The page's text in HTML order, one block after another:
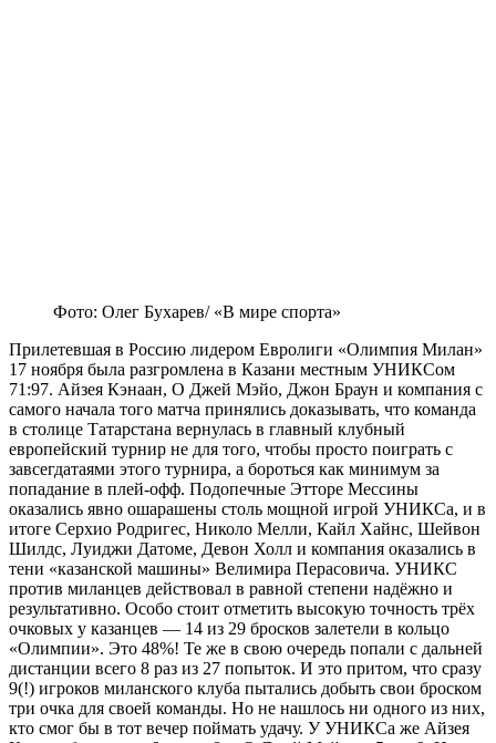
Фото: Олег Бухарев/ «В мире спорта»
Прилетевшая в Россию лидером Евролиги «Олимпия Милан»
17 ноября была разгромлена в Казани местным УНИКСом
71:97. Айзея Кэнаан, О Джей Мэйо, Джон Браун и компания с
самого начала того матча принялись доказывать, что команда
в столице Татарстана вернулась в главный клубный
европейский турнир не для того, чтобы просто поиграть с
завсегдатаями этого турнира, а бороться как минимум за
попадание в плей-офф. Подопечные Этторе Мессины
оказались явно ошарашены столь мощной игрой УНИКСа, и в
итоге Серхио Родригес, Николо Мелли, Кайл Хайнс, Шейвон
Шилдс, Луиджи Датоме, Девон Холл и компания оказались в
тени «казанской машины» Велимира Перасовича. УНИКС
против миланцев действовал в равной степени надёжно и
результативно. Особо стоит отметить высокую точность трёх
очковых у казанцев — 14 из 29 бросков залетели в кольцо
«Олимпии». Это 48%! Те же в свою очередь попали с дальней
дистанции всего 8 раз из 27 попыток. И это притом, что сразу
9(!) игроков миланского клуба пытались добыть свои броском
три очка для своей команды. Но не нашлось ни одного из них,
кто смог бы в тот вечер поймать удачу. У УНИКСа же Айзея